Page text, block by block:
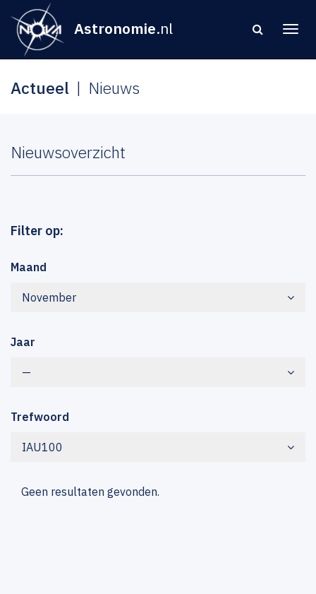
Astronomie.nl
Actueel Nieuws
Nieuwsoverzicht
Filter op:
Maand
November
Jaar
—
Trefwoord
IAU100
Geen resultaten gevonden.